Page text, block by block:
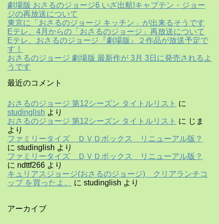
劇場版 おさるのジョージ6 いざ出航!キャプテン・ジョー
ジの再放送について
東京に「おさるのジョージ キッチン」が出来るそうです
Eテレ、4月からの「おさるのジョージ」再放送について
Eテレ、おさるのジョージ『劇場版』２作品が放送予定で
す！
おさるのジョージ 劇場版 最新作が 3月 3日に発売されるよ
うです
最近のコメント
おさるのジョージ 第12シーズン タイトルリスト に
studinglish より
おさるのジョージ 第12シーズン タイトルリスト に じま
より
ファミリータイズ ＤＶＤボックス リニューアル版？
に studinglish より
ファミリータイズ ＤＶＤボックス リニューアル版？
に ndttf266 より
キュリアスジョージ(おさるのジョージ) クリアランチコ
ップ を買ったよ。
に studinglish より
アーカイブ